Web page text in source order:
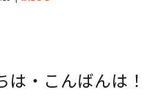
・こんばんは！